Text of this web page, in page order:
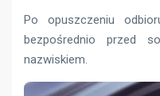
Po opuszczeniu
bezpośrednio przed
nazwiskiem.